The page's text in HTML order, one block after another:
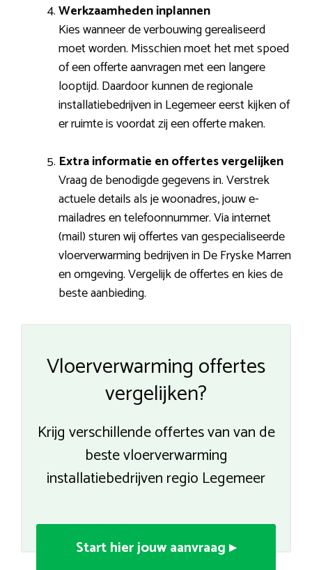
Werkzaamheden inplannen
Kies wanneer de verbouwing gerealiseerd
moet worden. Misschien moet het met spoed
of een offerte aanvragen met een langere
looptijd. Daardoor kunnen de regionale
installatiebedrijven in Legemeer eerst kijken of
er ruimte is voordat zij een offerte maken.
Extra informatie en offertes vergelijken
Vraag de benodigde gegevens in. Verstrek
actuele details als je woonadres, jouw e-
mailadres en telefoonnummer. Via internet
(mail) sturen wij offertes van gespecialiseerde
vloerverwarming bedrijven in De Fryske Marren
en omgeving. Vergelijk de offertes en kies de
beste aanbieding.
Vloerverwarming offertes
vergelijken?
Krijg verschillende offertes van van de
beste vloerverwarming
installatiebedrijven regio Legemeer
Start hier jouw aanvraag ▸